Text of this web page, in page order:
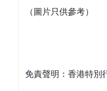
（圖片只供參考）
免責聲明：香港特別